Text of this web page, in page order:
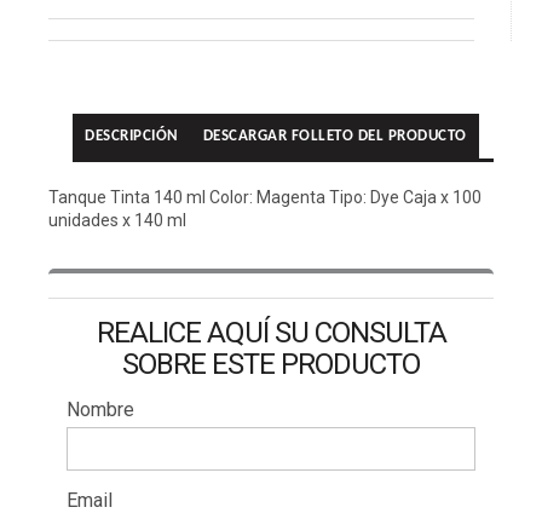
DESCRIPCIÓN DESCARGAR FOLLETO DEL PRODUCTO
Tanque Tinta 140 ml Color: Magenta Tipo: Dye Caja x 100
unidades x 140 ml
REALICE AQUÍ SU CONSULTA
SOBRE ESTE PRODUCTO
Nombre
Email